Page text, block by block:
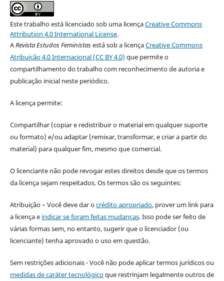
Este trabalho está licenciado sob uma licençaCreative Commons
Attribution 4.0 International License.
ARevista Estudos Feministasestá sob a licençaCreative Commons
Atribuição 4.0 Internacional (CC BY 4.0) que permite o
compartilhamento do trabalho com reconhecimento de autoria e
publicação inicial neste periódico.
A licença permite:
Compartilhar (copiar e redistribuir o material em qualquer suporte
ou formato) e/ou adaptar (remixar, transformar, e criar a partir do
material) para qualquer fim, mesmo que comercial.
O licenciante não pode revogar estes direitos desde que os termos
da licença sejam respeitados. Os termos são os seguintes:
Atribuição – Você deve dar ocrédito apropriado, prover um link para
a licença e indicar se foram feitas mudanças. Isso pode ser feito de
várias formas sem, no entanto, sugerir que o licenciador (ou
licenciante) tenha aprovado o uso em questão.
Sem restrições adicionais - Você não pode aplicar termos jurídicos ou
medidas de caráter tecnológicoque restrinjam legalmente outros de